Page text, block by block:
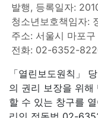
발행, 등록일자:
청소년보호책임자:
주소: 서울시 마포
전화: 02-6352-
「열린보도원칙」
의 권리 보장을 위해
할 수 있는 창구를